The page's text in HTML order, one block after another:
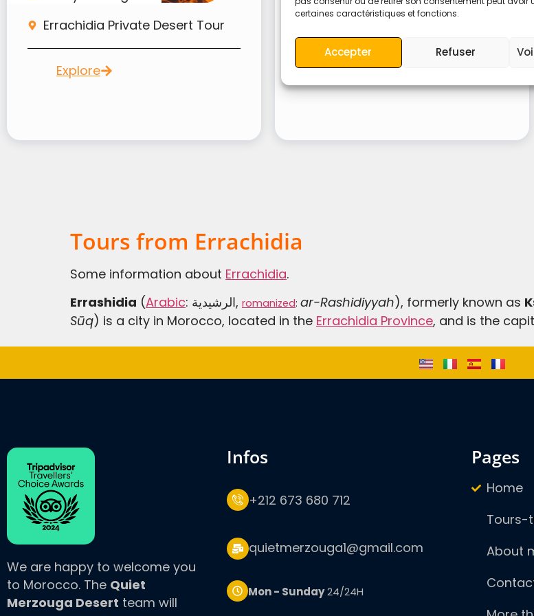
certaines caractéristiques et fonctions.
Accepter Refuser
Errachidia Private Desert Tour
Explore
Sunset Trip In Merzouga From
Explore
Tours from Errachidia
Some information about Errachidia.
Errashidia (Arabic: الرشيدية, romanized: ar-Rashidiyyah), formerly known as
Sūq) is a city in Morocco, located in the Errachidia Province, and is the
We are happy to welcome you
to Morocco. The Quiet
Merzouga Desert team will
infos
+212 673 680 712
quietmerzouga1@gmail.com
Mon - Sunday24/24H
pages
Home
Tours-
About